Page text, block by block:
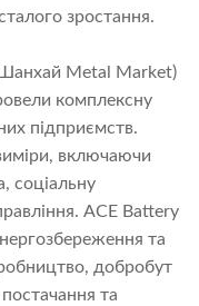
зростання.
Metal Market)
комплексну
підприємств.
включаючи
соціальну
ACE Battery
та
добробут
та